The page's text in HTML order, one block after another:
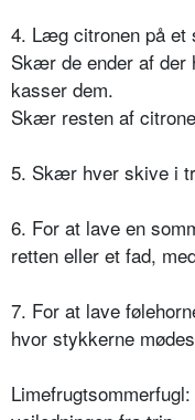
4. Læg citronen på
Skær de ender af
kasser dem.
Skær resten af
5. Skær hver skive i
6. For at lave en
retten eller et fad,
7. For at lave
hvor stykkerne